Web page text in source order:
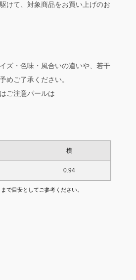
けて、対象商品をお買い上げのお
ズ・色味・風合いの違いや、若干
めご了承ください。
ご注意パールは
横
0.94
で目安としてご参考ください。